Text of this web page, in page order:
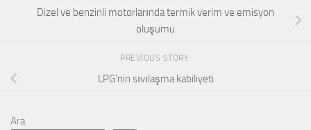
Dizel ve benzinli motorlarında termik verim ve emisyon
oluşumu
PREVIOUS STORY
LPG’nin sıvılaşma kabiliyeti
Ara